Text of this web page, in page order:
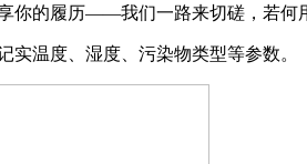
的履历——我们一路来切磋，若何
温度、湿度、污染物类型等参数。